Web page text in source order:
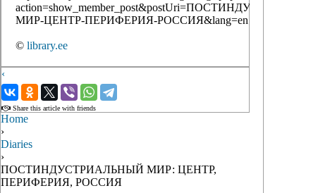
МИР-ЦЕНТР-ПЕРИФЕРИЯ-РОССИЯ&lang=en
© library.ee
‹
›
Share this article with friends
Home
›
Diaries
›
ПОСТИНДУСТРИАЛЬНЫЙ МИР: ЦЕНТР,
ПЕРИФЕРИЯ, РОССИЯ